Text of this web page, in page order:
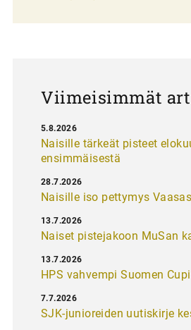
Viimeisimmät
Naisille tärkeät pisteet
ensimmäisestä
5.8.2026
Naisille iso pettymys
28.7.2026
Naiset pistejakoon MuSan
13.7.2026
HPS vahvempi Suomen
13.7.2026
SJK-junioreiden uutiskirje
7.7.2026